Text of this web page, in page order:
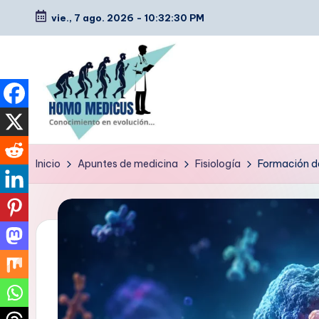
Saltar
contenido
vie., 7 ago. 2026 - 10:32:31 PM
H
o
m
Guías
estudio,
resúmenes,
artículos
Inicio Apuntes de medicina Fisiología Formación